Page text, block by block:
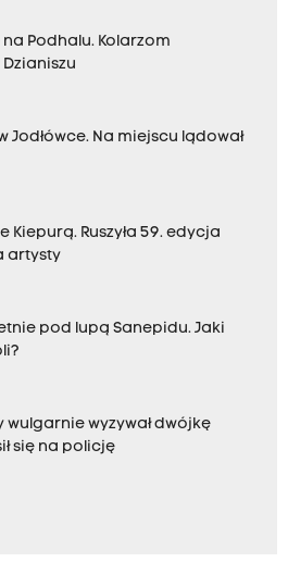
Podhalu. Kolarzom
Jodłówce. Na miejscu lądował
Kiepurą. Ruszyła 59. edycja
artysty
pod lupą Sanepidu. Jaki
wulgarnie wyzywał dwójkę
się na policję